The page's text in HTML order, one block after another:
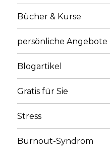
Bücher & Kurse
persönliche Angebote
Blogartikel
Gratis für Sie
Stress
Burnout-Syndrom